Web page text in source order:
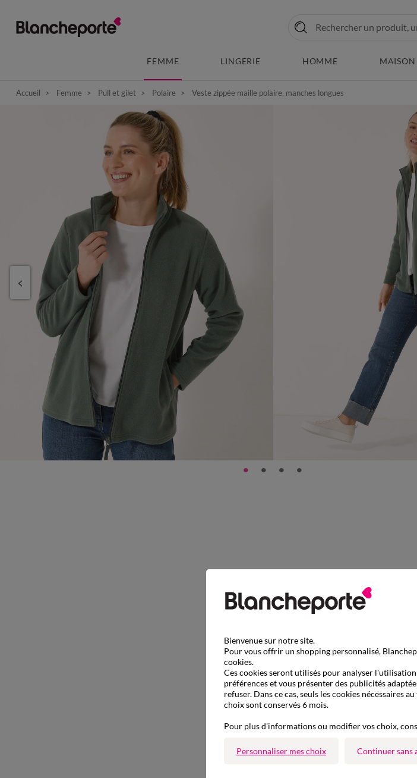
FEMME LINGERIE HOMME MAISON
Accueil Femme Pull et gilet Polaire Veste zippée maille polaire, manches longues
Bienvenue sur notre site.
Pour vous offrir un shopping personnalisé,
cookies.
Ces cookies seront utilisés pour analyser
préférences et vous présenter des publicités
refuser. Dans ce cas, seuls les cookies nécessaires
choix sont conservés 6 mois.
Pour plus d'informations ou modifier vos choix,
Personnaliser mes choix Continuer sans